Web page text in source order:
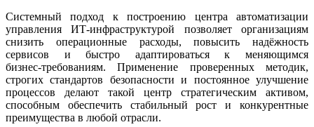
Системный подход к построению центра автоматизации
управления ИТ‑инфраструктурой позволяет организациям
снизить операционные расходы, повысить надёжность
сервисов и быстро адаптироваться к меняющимся
бизнес‑требованиям. Применение проверенных методик,
строгих стандартов безопасности и постоянное улучшение
процессов делают такой центр стратегическим активом,
способным обеспечить стабильный рост и конкурентные
преимущества в любой отрасли.